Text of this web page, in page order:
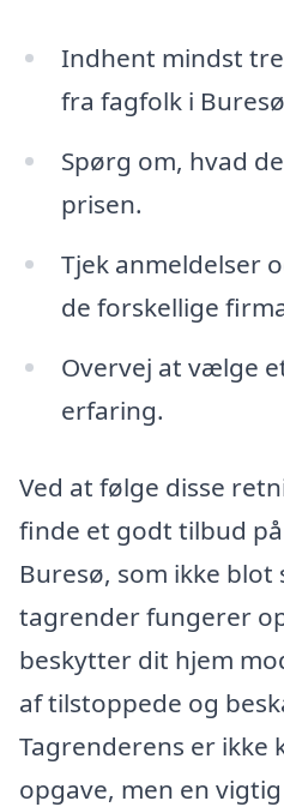
Indhent mindst
fra fagfolk i
Spørg om, hvad
prisen.
Tjek anmeldelser
de forskellige
Overvej at vælge
erfaring.
Ved at følge disse
finde et godt tilbud
Buresø, som ikke blot
tagrender fungerer
beskytter dit hjem
af tilstoppede og
Tagrenderens er ikke
opgave, men en